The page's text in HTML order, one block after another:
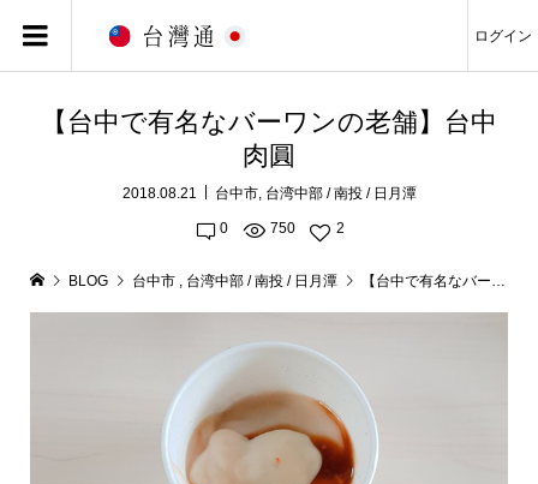
ログイン
【台中で有名なバーワンの老舗】台中
肉圓
2018.08.21 台中市, 台湾中部 / 南投 / 日月潭
0 750 2
BLOG 台中市 , 台湾中部 / 南投 / 日月潭 【台中で有名なバーワンの老舗】台中肉圓